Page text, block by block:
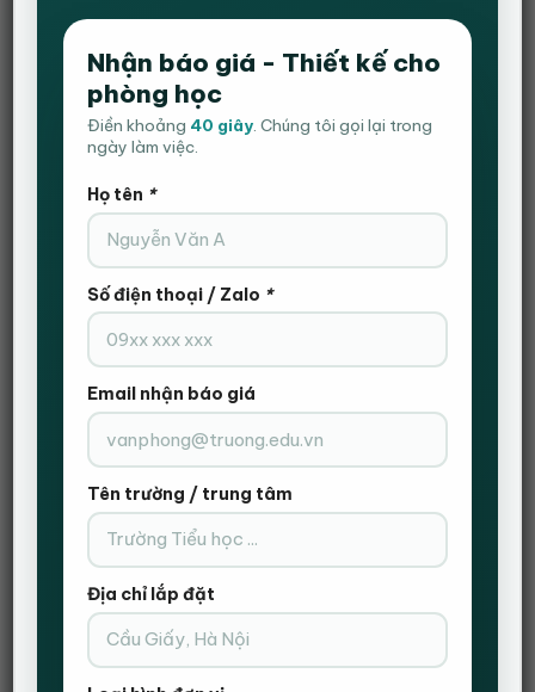
Nội dung bài viết
Ghế game giá rẻ đang trở thành một phần của lối sống
năng động hơn.
Ghế game giá rẻ đáp ứng mọi tiêu chuẩn của một chiếc
ghế văn phòng hiện đại.
Tìm mua ghế game giá rẻ ở đâu?
Ghế game giá rẻ đang trở thành một phần
của lối sống năng động hơn.
Trong những năm trở về đây đã có rất nhiều ngành nghề
mới được tạo ra và phát triển nhiều hơn trước. Đó là kết
quả của sự thay đổi và phát sinh những nhu cầu mới
trong đời sống hiện nay. Điều này kéo theo sự ra đời của
Nhận báo giá - Thiết kế cho
phòng học
Điền khoảng 40 giây. Chúng tôi gọi lại trong
ngày làm việc.
Họ tên *
Số điện thoại / Zalo *
Email nhận báo giá
Tên trường / trung tâm
Địa chỉ lắp đặt